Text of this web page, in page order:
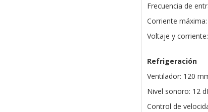
Frecuencia de
Corriente
Voltaje y
Refrigeración
Ventilador: 120
Nivel sonoro: 12
Control de